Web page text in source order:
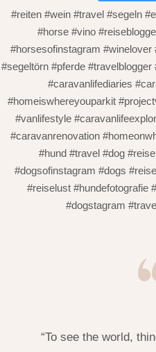
#reiten #wein #travel #segeln
#horse #vino
#horsesofinstagram #winelover
#segeltörn #pferde
#caravanlifediaries
#homeiswhereyouparkit
#vanlifestyle
#caravanrenovation
#hund #travel #dog
#dogsofinstagram #dogs
#reiselust #hundefotografie
#dogstagram
“To see the world,